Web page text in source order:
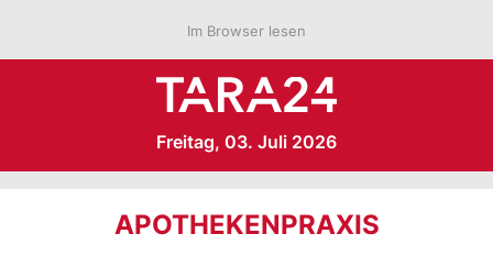
Im Browser lesen
Freitag, 03. Juli 2026
APOTHEKENPRAXIS